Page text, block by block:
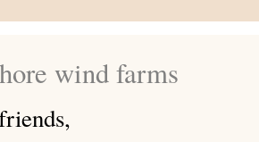
wind farms